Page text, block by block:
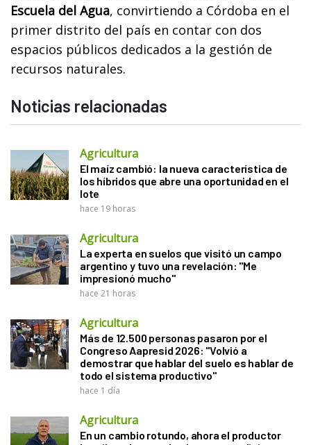
Escuela del Agua, convirtiendo a Córdoba en el
primer distrito del país en contar con dos
espacios públicos dedicados a la gestión de
recursos naturales.
Noticias relacionadas
Agricultura
El maíz cambió: la nueva característica de
los híbridos que abre una oportunidad en el
lote
hace 19 horas
Agricultura
La experta en suelos que visitó un campo
argentino y tuvo una revelación: "Me
impresionó mucho"
hace 21 horas
Agricultura
Más de 12.500 personas pasaron por el
Congreso Aapresid 2026: "Volvió a
demostrar que hablar del suelo es hablar de
todo el sistema productivo"
hace 1 día
Agricultura
En un cambio rotundo, ahora el productor